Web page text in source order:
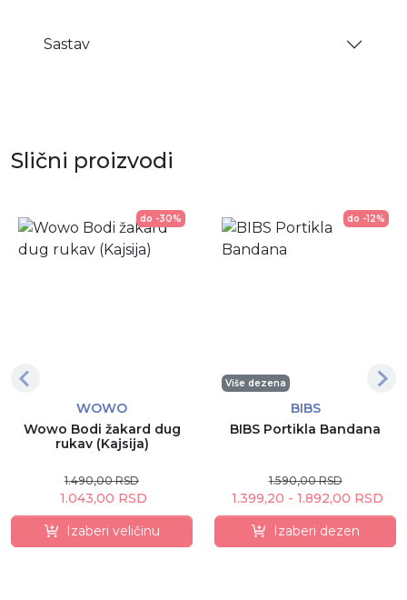
Sastav
Slični proizvodi
do -30%
WOWO
Wowo Bodi žakard dug
rukav (Kajsija)
1.490,00 RSD
1.043,00 RSD
Izaberi veličinu
do -12%
Više dezena
BIBS
BIBS Portikla Bandana
1.590,00 RSD
1.399,20 - 1.892,00 RSD
Izaberi dezen